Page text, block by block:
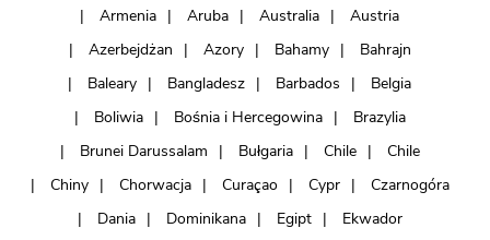
Armenia
Aruba Australia
Austria
Azerbejdżan
Azory Bahamy
Bahrajn
Baleary
Bangladesz Barbados
Belgia
Boliwia
Bośnia i Hercegowina
Brazylia
Brunei Darussalam
Bułgaria Chile
Chile
Chiny
Chorwacja Curaçao Cypr
Czarnogóra
Dania
Dominikana Egipt
Ekwador